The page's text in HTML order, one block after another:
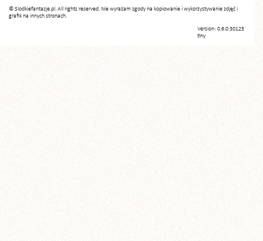
© Slodkiefantazje.pl. All rights reserved. Nie wyrażam zgody na kopiowanie i wykorzystywanie zdjęć i
grafik na innych stronach.
Version: 0.6.0.30125
tiny